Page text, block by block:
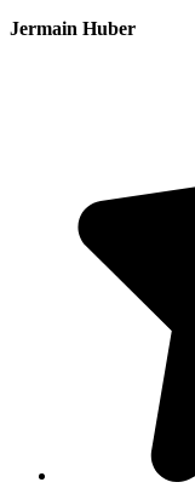
Jermain Huber